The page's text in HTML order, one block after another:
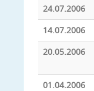
24.07.2006
14.07.2006
20.05.2006
01.04.2006